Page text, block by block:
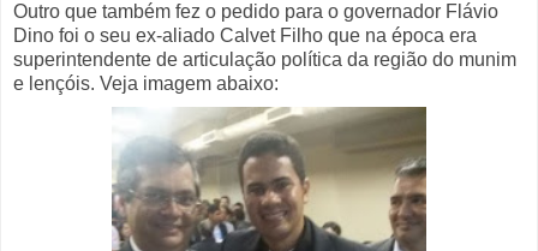
Outro que também fez o pedido para o governador Flávio
Dino foi o seu ex-aliado Calvet Filho que na época era
superintendente de articulação política da região do munim
e lençóis. Veja imagem abaixo: